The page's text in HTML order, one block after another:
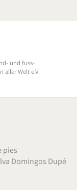
und fuss-
aller Welt e.V.
pies
Domingos Dupé